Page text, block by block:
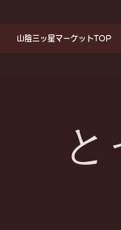
山陰三ッ星マーケットTOP